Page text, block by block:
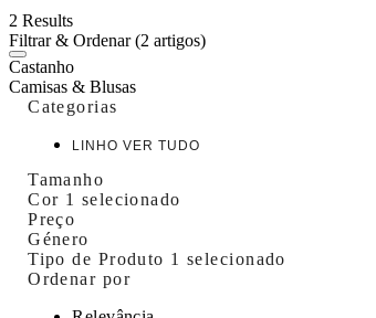
2 Results
Filtrar & Ordenar(2 artigos)
Castanho
Camisas & Blusas
Categorias
LINHO VER TUDO
Tamanho
Cor 1 selecionado
Preço
Género
Tipo de Produto 1 selecionado
Ordenar por